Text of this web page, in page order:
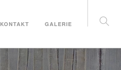
KONTAKT GALERIE